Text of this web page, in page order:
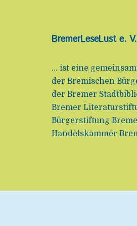
BremerLeseLust e. V.
... ist eine
der Bremischen
der Bremer
Bremer
Bürgerstiftung
Handelskammer